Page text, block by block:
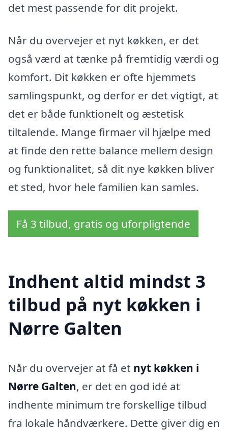
det mest passende for dit projekt.
Når du overvejer et nyt køkken, er det
også værd at tænke på fremtidig værdi og
komfort. Dit køkken er ofte hjemmets
samlingspunkt, og derfor er det vigtigt, at
det er både funktionelt og æstetisk
tiltalende. Mange firmaer vil hjælpe med
at finde den rette balance mellem design
og funktionalitet, så dit nye køkken bliver
et sted, hvor hele familien kan samles.
Få 3 tilbud, gratis og uforpligtende
Indhent altid mindst 3
tilbud på nyt køkken i
Nørre Galten
Når du overvejer at få et nyt køkken i
Nørre Galten, er det en god idé at
indhente minimum tre forskellige tilbud
fra lokale håndværkere. Dette giver dig en